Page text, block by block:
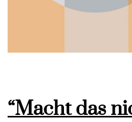
“Macht das